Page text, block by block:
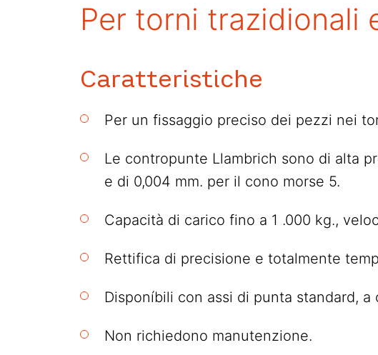
Per torni trazidionali
Caratteristiche
Per un fissaggio preciso dei pezzi nei
Le contropunte Llambrich sono di alta
e di 0,004 mm. per il cono morse 5.
Capacità di carico fino a 1 .000 kg.,
Rettifica di precisione e totalmente
Disponíbili con assi di punta standard,
Non richiedono manutenzione.